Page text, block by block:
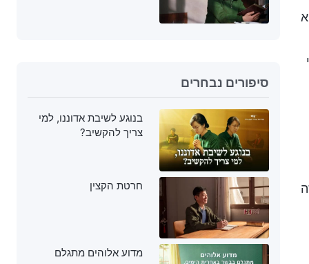
סיפורים נבחרים
בנוגע לשיבת אדוננו, למי
צריך להקשיב?
חרטת הקצין
מדוע אלוהים מתגלם